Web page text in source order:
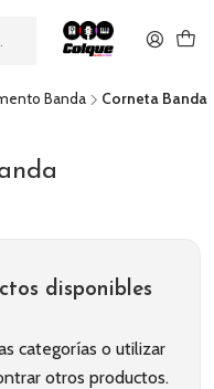
con transferencia bancaria
descuento no es
a gastos de envío.
Banda Corneta Banda
disponibles
categorías o utilizar
otros productos.